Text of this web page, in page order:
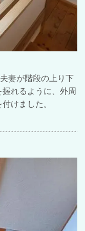
妻が階段の上り下
れるように、外周
けました。